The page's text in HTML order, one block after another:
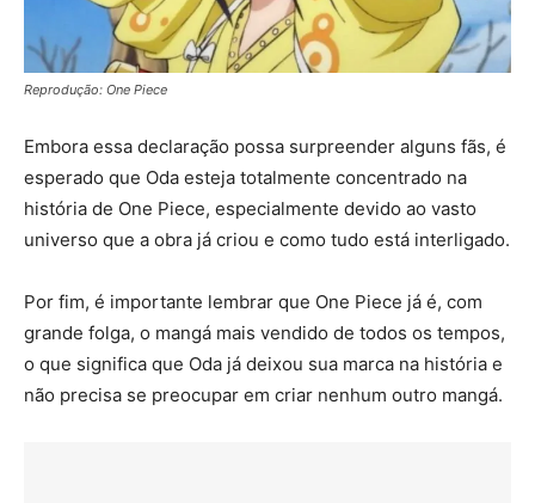
Reprodução: One Piece
Embora essa declaração possa surpreender alguns fãs, é
esperado que Oda esteja totalmente concentrado na
história de One Piece, especialmente devido ao vasto
universo que a obra já criou e como tudo está interligado.
Por fim, é importante lembrar que One Piece já é, com
grande folga, o mangá mais vendido de todos os tempos,
o que significa que Oda já deixou sua marca na história e
não precisa se preocupar em criar nenhum outro mangá.